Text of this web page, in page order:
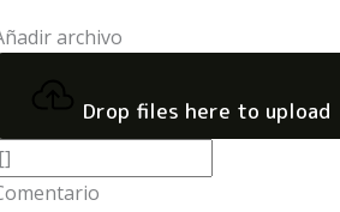
archivo
Drop files here to upload